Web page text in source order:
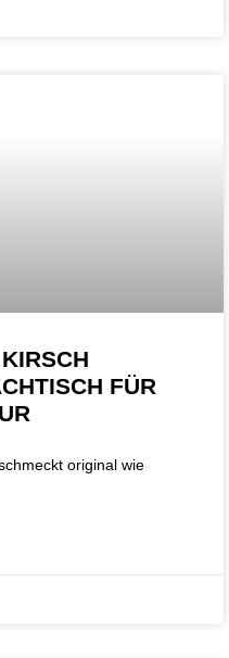
FÜR
original wie